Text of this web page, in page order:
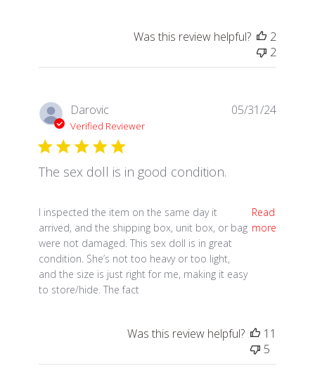
Was this review helpful?
2
2
Darovic
Verified Reviewer
The sex doll is in good condition.
I inspected the item on the same day it
arrived, and the shipping box, unit box, or bag
were not damaged. This sex doll is in great
condition. She’s not too heavy or too light,
and the size is just right for me, making it easy
to store/hide. The fact
Read
more
read more about review content I inspected the
05/31/24
Was this review helpful?
11
5